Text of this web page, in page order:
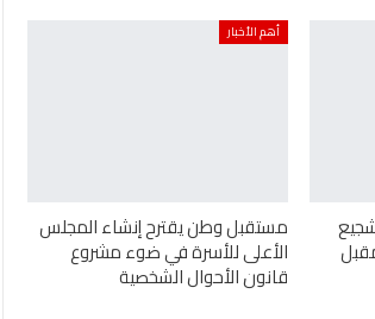
أهم الأخبار
مستقبل وطن يقترح إنشاء المجلس
الأعلى للأسرة في ضوء مشروع
قانون الأحوال الشخصية